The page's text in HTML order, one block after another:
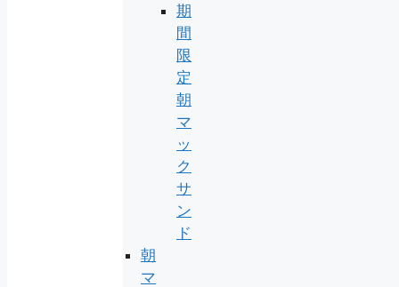
期
間
限
定
朝
マ
ッ
ク
サ
ン
ド
朝
マ